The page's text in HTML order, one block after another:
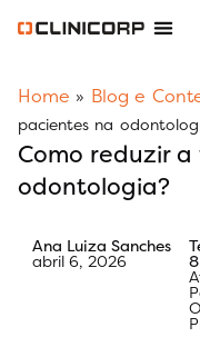
Home » Blog e
pacientes na
Como reduzir
odontologia?
Ana Luiza Sanches
abril 6, 2026